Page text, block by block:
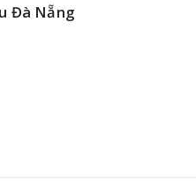
Đà Nẵng